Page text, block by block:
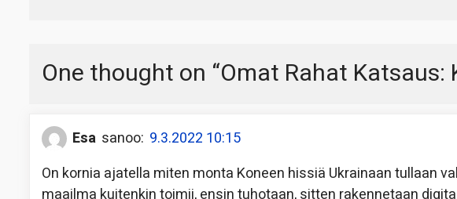
One thought on “Omat Rahat Katsaus:
Esa sanoo: 9.3.2022 10:15
On kornia ajatella miten monta Koneen hissiä Ukrainaan tullaan
maailma kuitenkin toimii, ensin tuhotaan, sitten rakennetaan